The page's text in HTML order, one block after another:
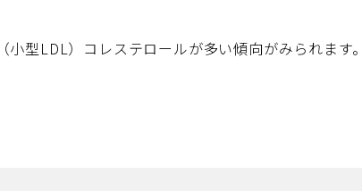
型LDL）コレステロールが多い傾向がみられます